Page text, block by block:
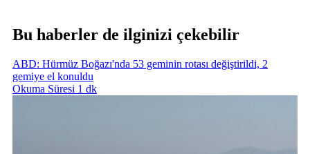
Bu haberler de ilginizi çekebilir
ABD: Hürmüz Boğazı'nda 53 geminin rotası değiştirildi, 2
gemiye el konuldu
Okuma Süresi 1 dk